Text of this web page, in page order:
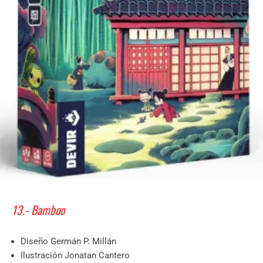
13.- Bamboo
Diseño Germán P. Millán
Ilustración Jonatan Cantero